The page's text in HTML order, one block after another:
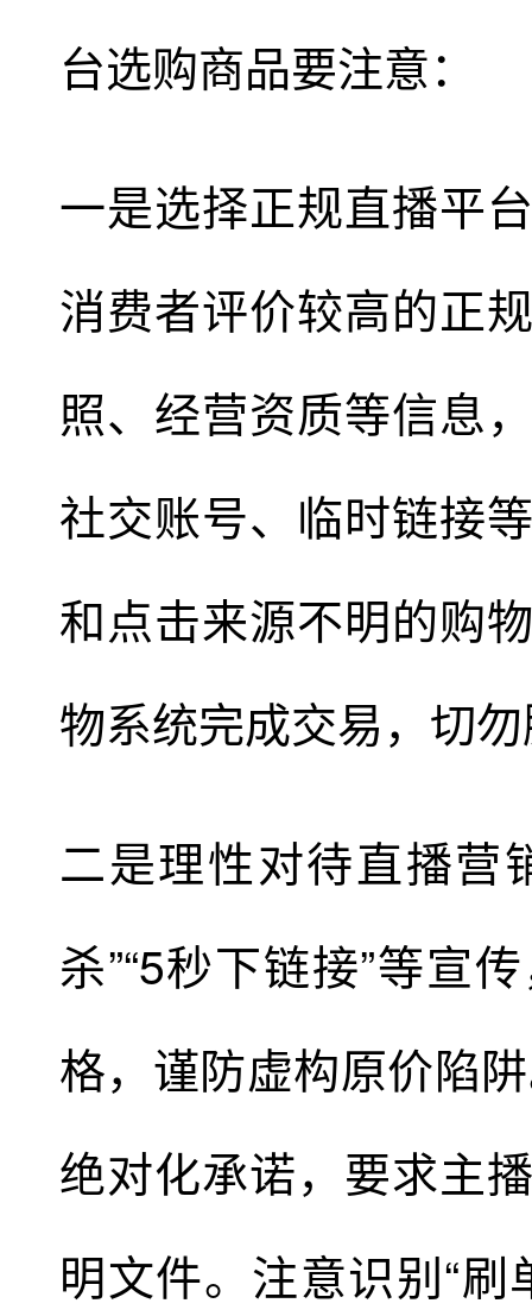
台选购商品要注意：
一是选择正规直播平
消费者评价较高的正
照、经营资质等信息
社交账号、临时链接
和点击来源不明的购
物系统完成交易，切
二是理性对待直播营
杀”“5秒下链接”等宣
格，谨防虚构原价陷
绝对化承诺，要求主
明文件。注意识别“